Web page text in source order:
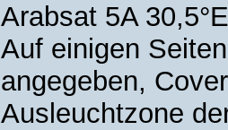
Arabsat 5A
Auf einigen
angegeben,
Ausleuchtzone